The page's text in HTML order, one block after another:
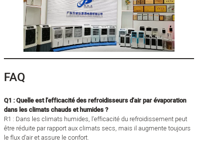
FAQ
Q1 : Quelle est l'efficacité des refroidisseurs d'air par évaporation
dans les climats chauds et humides ?
R1 : Dans les climats humides, l'efficacité du refroidissement peut
être réduite par rapport aux climats secs, mais il augmente toujours
le flux d'air et assure le confort.